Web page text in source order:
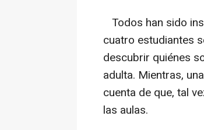
Todos han sido
cuatro estudiantes
descubrir quiénes
adulta. Mientras,
cuenta de que, tal
las aulas.